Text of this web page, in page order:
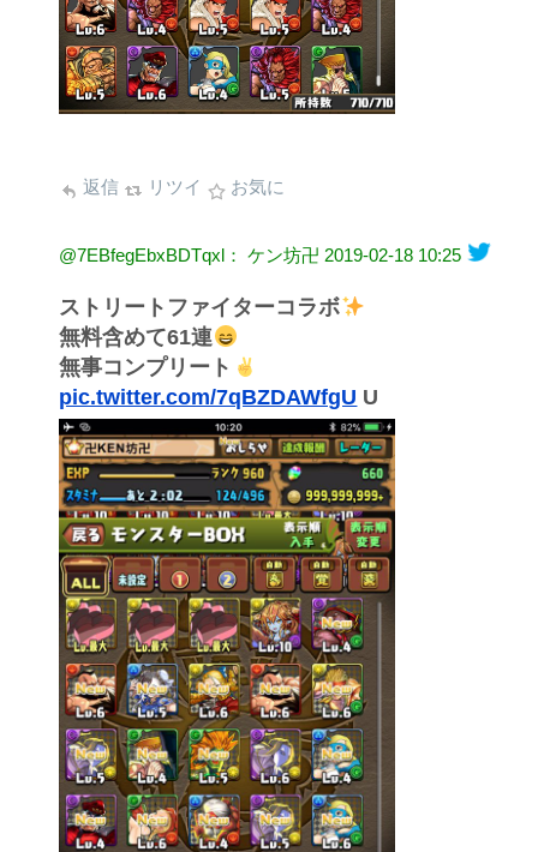
返信 リツイ お気に
@7EBfegEbxBDTqxl： ケン坊卍 2019-02-18 10:25
ストリートファイターコラボ
無料含めて61連
無事コンプリート
pic.twitter.com/7qBZDAWfgU U